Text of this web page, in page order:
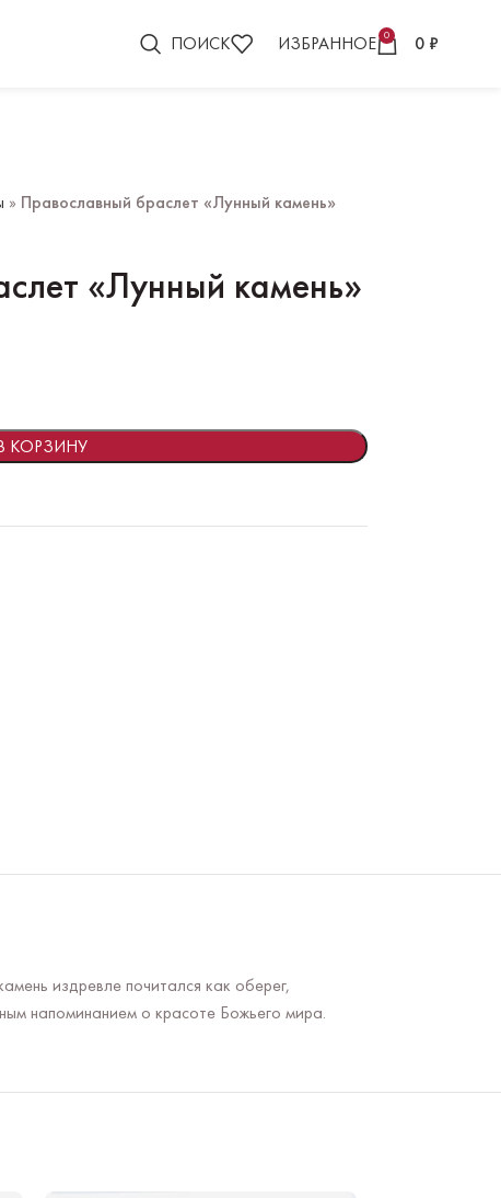
ПОИСК ИЗБРАННОЕ 0 0 ₽
» Православный браслет «Лунный камень»
«Лунный камень»
КОРЗИНУ
издревле почитался как оберег,
напоминанием о красоте Божьего мира.